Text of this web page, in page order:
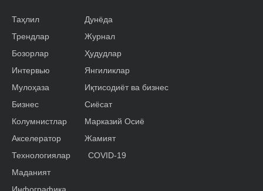
Таҳлил
Трендлар
Бозорлар
Интервью
Мулоҳаза
Бизнес
Колумнистлар
Акселератор
Дунёда
Журнал
Ҳудудлар
Янгиликлар
Иқтисодиёт ва бизнес
Сиёсат
Марказий Осиё
Жамият
Технологиялар
Маданият
Инфографика
COVID-19